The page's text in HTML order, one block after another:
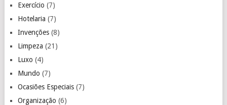
Exercício (7)
Hotelaria (7)
Invenções(8)
Limpeza (21)
Luxo (4)
Mundo (7)
Ocasiões Especiais(7)
Organização (6)